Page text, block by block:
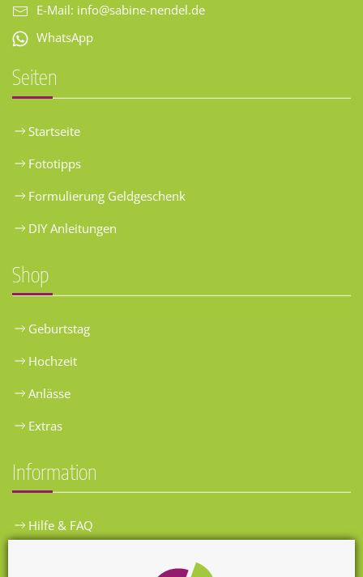
E-Mail: info@sabine-nendel.de
WhatsApp
Seiten
Startseite
Fototipps
Formulierung Geldgeschenk
DIY Anleitungen
Shop
Geburtstag
Hochzeit
Anlässe
Extras
Information
Hilfe & FAQ